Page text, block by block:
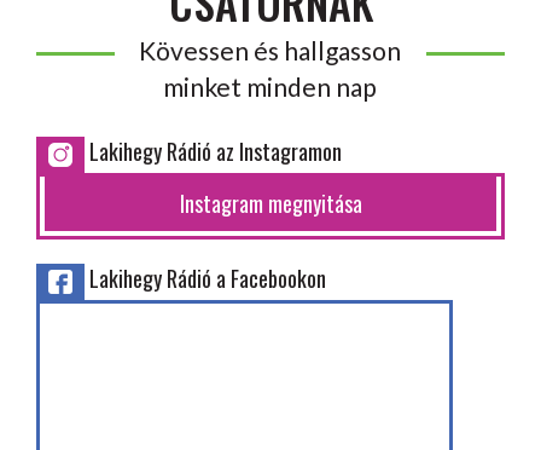
Kövessen és hallgasson
minket minden nap
Lakihegy Rádió az Instagramon
Instagram megnyitása
Lakihegy Rádió a Facebookon